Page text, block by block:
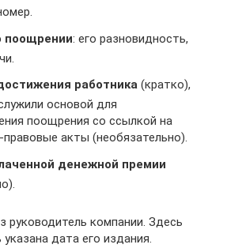
поощрении: его разновидность,
работника (кратко),
основой для
поощрения со ссылкой на
акты (необязательно).
денежной премии
руководитель компании. Здесь
дата его издания.